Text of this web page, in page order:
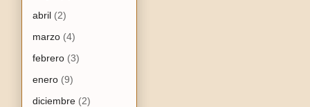
abril (2)
marzo (4)
febrero (3)
enero (9)
diciembre (2)